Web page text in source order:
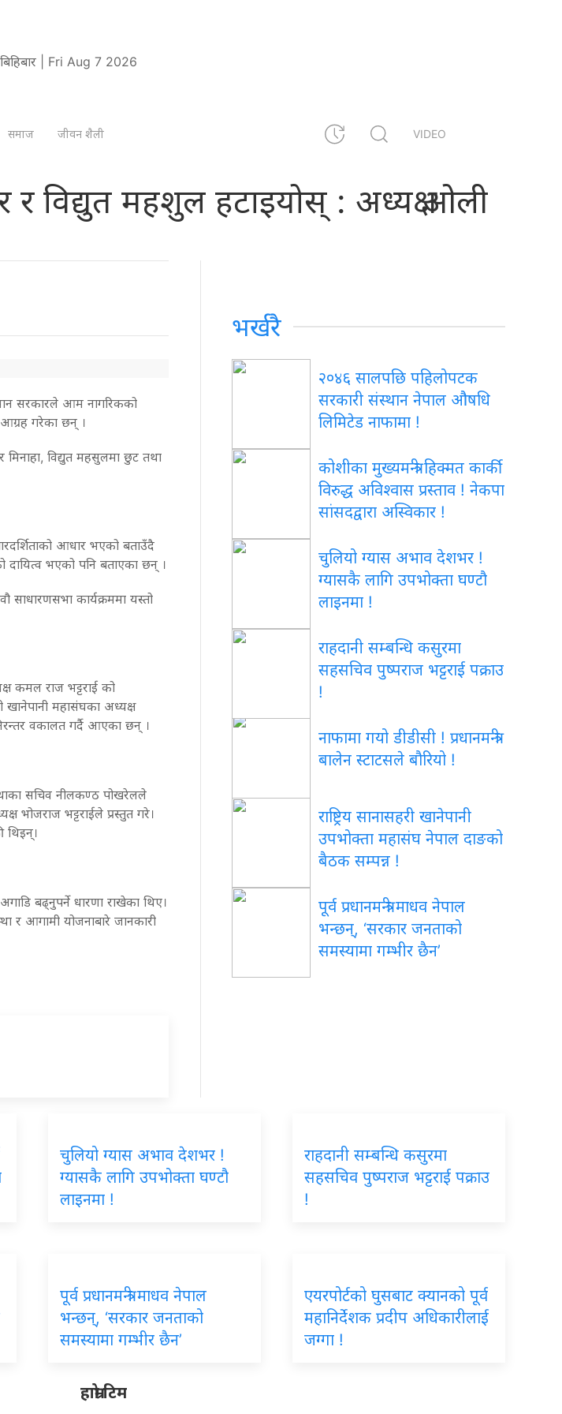
बिहिबार | Fri Aug 7 2026
समाज जीवन शैली VIDEO
र विद्युत महशुल हटाइयोस् : अध्यक्ष ओली
सरकारले आम नागरिकको
आग्रह गरेका छन् ।
विद्युत महसुलमा छुट तथा
आधार भएको बताउँदै
दायित्व भएको पनि बताएका छन् ।
साधारणसभा कार्यक्रममा यस्तो
कमल राज भट्टराई को
खानेपानी महासंघका अध्यक्ष
वकालत गर्दै आएका छन् ।
सचिव नीलकण्ठ पोखरेलले
भोजराज भट्टराईले प्रस्तुत गरे।
थिइन्।
बढ्नुपर्ने धारणा राखेका थिए।
र आगामी योजनाबारे जानकारी
भर्खरै
२०४६ सालपछि पहिलोपटक
सरकारी संस्थान नेपाल औषधि
लिमिटेड नाफामा !
कोशीका मुख्यमन्त्री हिक्मत कार्की
विरुद्ध अविश्वास प्रस्ताव ! नेकपा
सांसदद्वारा अस्विकार !
चुलियो ग्यास अभाव देशभर !
ग्यासकै लागि उपभोक्ता घण्टौ
लाइनमा !
राहदानी सम्बन्धि कसुरमा
सहसचिव पुष्पराज भट्टराई पक्राउ
!
नाफामा गयो डीडीसी ! प्रधानमन्त्री
बालेन स्टाटसले बौरियो !
राष्ट्रिय सानासहरी खानेपानी
उपभोक्ता महासंघ नेपाल दाङको
बैठक सम्पन्न !
पूर्व प्रधानमन्त्री माधव नेपाल
भन्छन्, ‘सरकार जनताको
समस्यामा गम्भीर छैन’
चुलियो ग्यास अभाव देशभर !
ग्यासकै लागि उपभोक्ता घण्टौ
लाइनमा !
राहदानी सम्बन्धि कसुरमा
सहसचिव पुष्पराज भट्टराई पक्राउ
!
पूर्व प्रधानमन्त्री माधव नेपाल
भन्छन्, ‘सरकार जनताको
समस्यामा गम्भीर छैन’
एयरपोर्टको घुसबाट क्यानको पूर्व
महानिर्देशक प्रदीप अधिकारीलाई
जग्गा !
हाम्रो टिम